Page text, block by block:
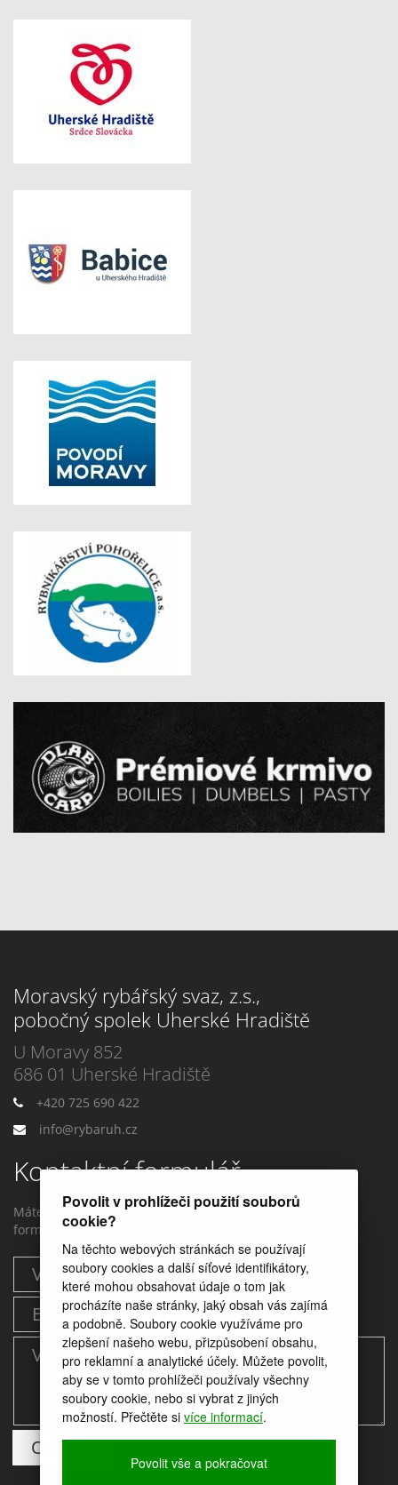
Povolit v prohlížeči použití souborů
cookie?
Na těchto webových stránkách se používají
soubory cookies a další síťové identifikátory,
které mohou obsahovat údaje o tom jak
procházíte naše stránky, jaký obsah vás zajímá
a podobně. Soubory cookie využíváme pro
zlepšení našeho webu, přizpůsobení obsahu,
pro reklamní a analytické účely. Můžete povolit,
aby se v tomto prohlížeči používaly všechny
soubory cookie, nebo si vybrat z jiných
možností. Přečtěte si více informací.
Povolit vše a pokračovat
Moravský rybářský svaz, z.s.,
pobočný spolek Uherské Hradiště
U Moravy 852
686 01 Uherské Hradiště
+420 725 690 422
info@rybaruh.cz
Kontaktní formulář
Máte dotaz? Můžete nám napstat prostřednictvím tohoto
formuláře.